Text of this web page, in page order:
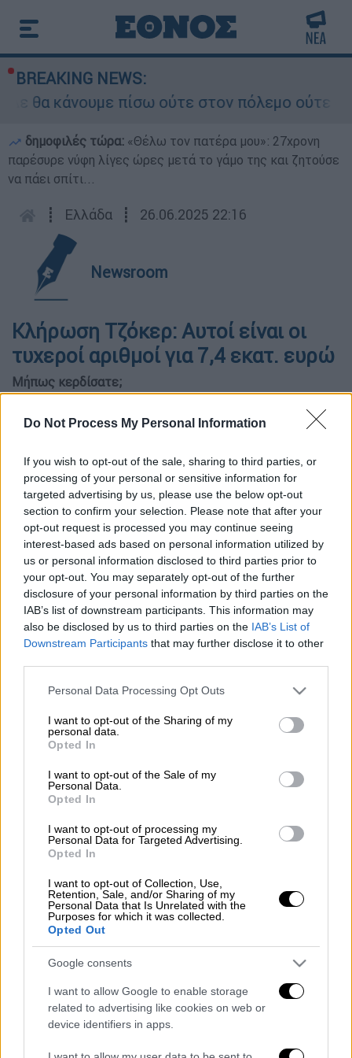
Do Not Process My Personal Information
If you wish to opt-out of the sale, sharing to third parties, or
processing of your personal or sensitive information for
targeted advertising by us, please use the below opt-out
section to confirm your selection. Please note that after your
opt-out request is processed you may continue seeing
interest-based ads based on personal information utilized by
us or personal information disclosed to third parties prior to
your opt-out. You may separately opt-out of the further
disclosure of your personal information by third parties on the
IAB’s list of downstream participants. This information may
also be disclosed by us to third parties on the IAB’s List of
Downstream Participants that may further disclose it to other
Please note that this website/app uses one or more Google
not limited to your visit or usage behaviour. You may click to
grant or deny consent to Google and its third-party tags to
use your data for below specified purposes in below Google
consent section.
Personal Data Processing Opt Outs
I want to opt-out of the Sharing of my
personal data.
Opted In
I want to opt-out of the Sale of my
Personal Data.
Opted In
I want to opt-out of processing my
Personal Data for Targeted Advertising.
Opted In
I want to opt-out of Collection, Use,
Retention, Sale, and/or Sharing of my
Personal Data that Is Unrelated with the
Purposes for which it was collected.
Opted Out
Google consents
I want to allow Google to enable storage
related to advertising like cookies on web or
device identifiers in apps.
BREAKING NEWS:
θα κάνουμε πίσω ούτε στον πόλεμο ούτε
δημοφιλές τώρα: «Θέλω τον πατέρα μου»: 27χρονη
παρέσυρε νύφη λίγες ώρες μετά το γάμο της και ζητούσε
να πάει σπίτι...
┋ Ελλάδα ┋ 26.06.2025 22:16
Newsroom
Κλήρωση Τζόκερ: Αυτοί είναι οι
τυχεροί αριθμοί για 7,4 εκατ. ευρώ
Μήπως κερδίσατε;
(EUROKINISSI)
Προσθέστε το ΕΘΝΟΣ στη Google
Πραγματοποιήθηκε την Πέμπτη (26/6), η
κλήρωση Τζόκερ
με αριθμό 2928 που
μοιράζει στην πρώτη κατηγορία
εκατ. ευρώ.
Οι τυχεροί αριθμοί στη σημερινή κλήρωση
είναι οι εξής:3, 17, 19, 26, 42 και Τζόκερ ο
αριθμός 10.
Διαβάστε ακόμη
Συνελήφθησαν δύο μέλη μαφίας στο
στην Ταϊλάνδη: Η στιγμή που ο 14χρονος
ανοίγει πυρ - Στους 9 ανέβηκαν οι νεκροί